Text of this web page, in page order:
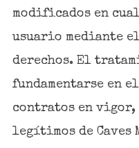
modificados en
usuario mediante
derechos. El
fundamentarse en
contratos en
legítimos de Caves